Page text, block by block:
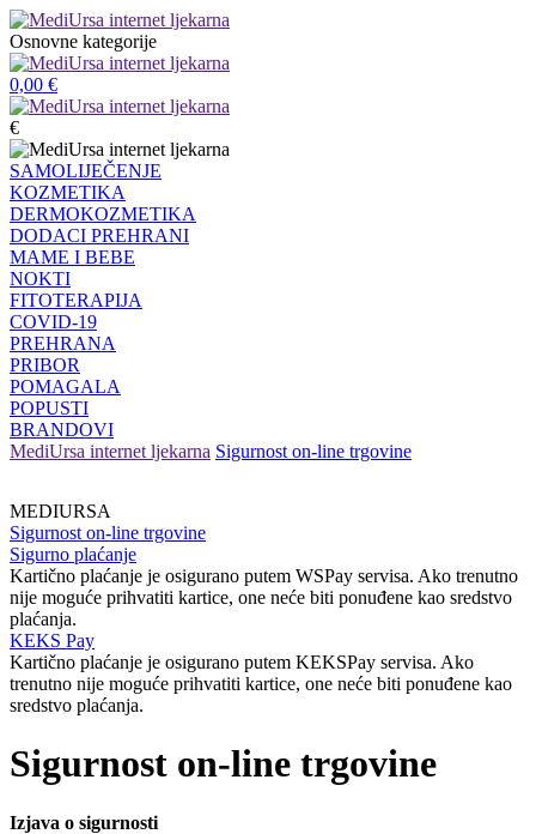
Osnovne kategorije
0,00 €
€
SAMOLIJEČENJE
KOZMETIKA
DERMOKOZMETIKA
DODACI PREHRANI
MAME I BEBE
NOKTI
FITOTERAPIJA
COVID-19
PREHRANA
PRIBOR
POMAGALA
POPUSTI
BRANDOVI
MediUrsa internet ljekarna Sigurnost on-line trgovine
MEDIURSA
Sigurnost on-line trgovine
Sigurno plaćanje
Kartično plaćanje je osigurano putem WSPay servisa. Ako trenutno
nije moguće prihvatiti kartice, one neće biti ponuđene kao sredstvo
plaćanja.
KEKS Pay
Kartično plaćanje je osigurano putem KEKSPay servisa. Ako
trenutno nije moguće prihvatiti kartice, one neće biti ponuđene kao
sredstvo plaćanja.
Sigurnost on-line trgovine
Izjava o sigurnosti